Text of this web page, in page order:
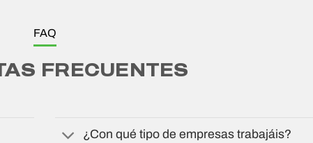
FAQ
FRECUENTES
¿Con qué tipo de empresas trabajáis?